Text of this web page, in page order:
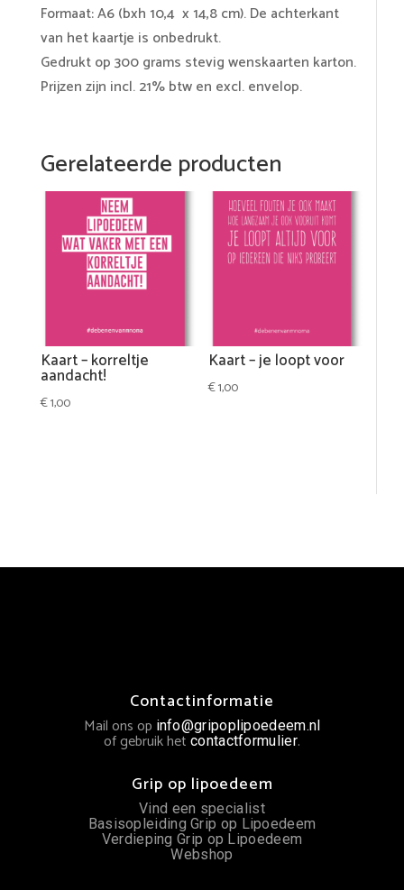
Formaat: A6 (bxh 10,4 x 14,8 cm). De achterkant
van het kaartje is onbedrukt.
Gedrukt op 300 grams stevig wenskaarten karton.
Prijzen zijn incl. 21% btw en excl. envelop.
Gerelateerde producten
Kaart – korreltje
aandacht!
€1,00
Kaart – je loopt voor
€1,00
Contactinformatie
Mail ons op info@gripoplipoedeem.nl
of gebruik hetcontactformulier.
Grip op lipoedeem
Vind een specialist
Basisopleiding Grip op Lipoedeem
Verdieping Grip op Lipoedeem
Webshop